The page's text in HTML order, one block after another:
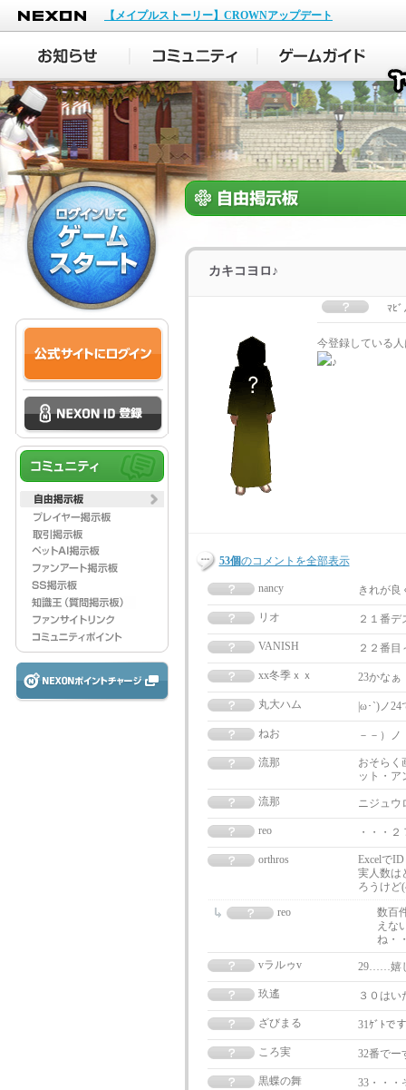
NEXON
【メイプルストーリー】CROWNアップデート
カキコヨロ♪
ﾏﾋﾞ
今登録している
♪
53個のコメントを全部表示
nancy きれが
リオ ２１番
VANISH ２２番
xx冬季ｘｘ 23かなぁ
丸大ハム |ω･`)ノ
ねお －－）ノ
流那
おそらく
ット・
流那
ニジュウ
reo ・・・
orthros
Excelで
実人数は
ろうけど
reo
数百
えな
ね・
vラルゥv
29……嬉
玖遙 ３０は
ざびまる 31ｹﾞﾄで
ころ実 32番でー
黒蝶の舞 33・・・